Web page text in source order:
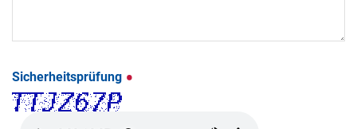
Sicherheitsprüfung